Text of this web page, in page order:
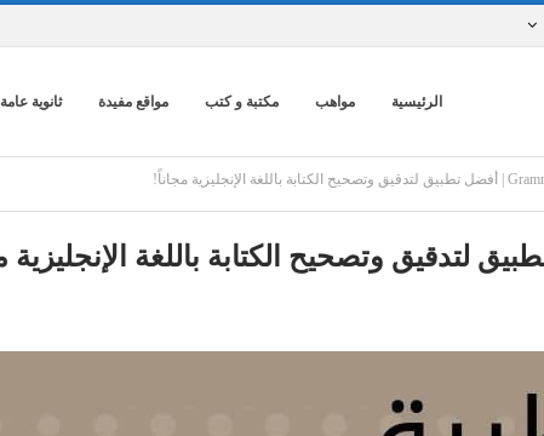
الرئيسية مواهب مكتبة و كتب مواقع مفيدة ثانوية عامة